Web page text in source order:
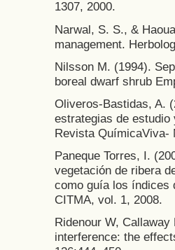
1307, 2000.
Narwal, S. S., &
management.
Nilsson M. (1994).
boreal dwarf shrub
Oliveros-Bastidas, A.
estrategias de
Revista QuímicaViva-
Paneque Torres, I.
vegetación de ribera
como guía los índices
CITMA, vol. 1, 2008.
Ridenour W,
interference: the